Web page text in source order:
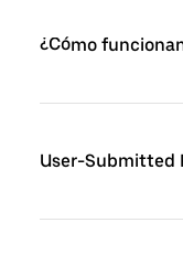
¿Cómo
User-Submitted